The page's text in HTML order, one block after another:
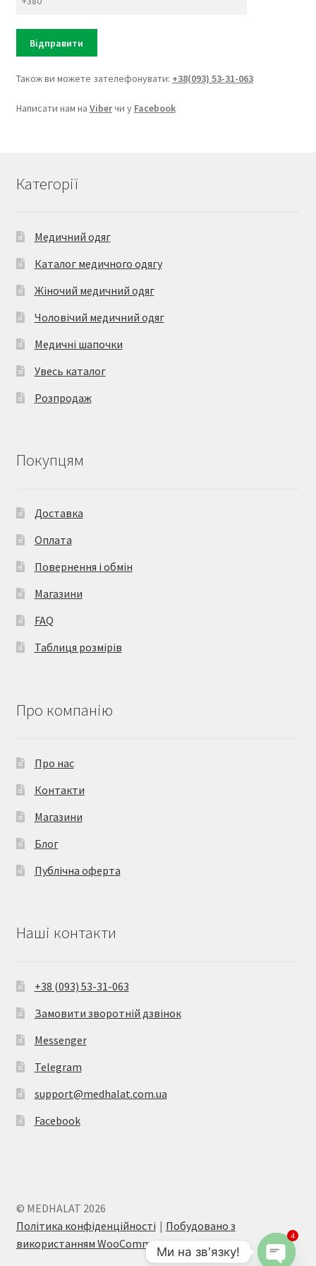
Також ви можете зателефонувати: +38(093) 53-31-063
Написати нам на Viberчи у Facebook
Категорії
Медичний одяг
Каталог медичного одягу
Жіночий медичний одяг
Чоловічий медичний одяг
Медичні шапочки
Увесь каталог
Розпродаж
Покупцям
Доставка
Оплата
Повернення і обмін
Магазини
FAQ
Таблиця розмірів
Про компанію
Про нас
Контакти
Магазини
Блог
Публічна оферта
Наші контакти
+38 (093) 53-31-063
Замовити зворотній дзвінок
Messenger
Telegram
support@medhalat.com.ua
Facebook
© MEDHALAT 2026
Політика конфіденційності
Побудовано з
використанням WooCommerce
Ми на зв'язку!
4